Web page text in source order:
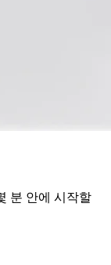
분 안에 시작할